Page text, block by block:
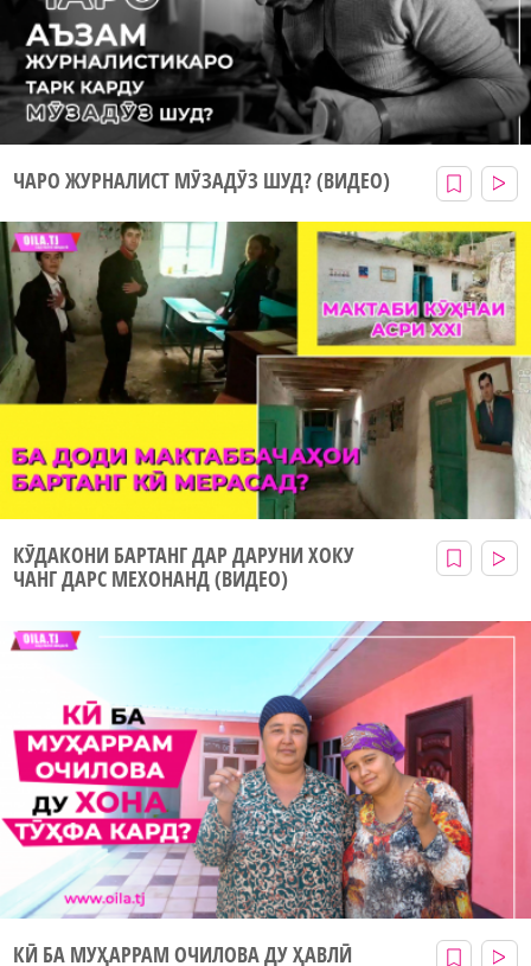
ЧАРО ЖУРНАЛИСТ МӮЗАДӮЗ ШУД? (ВИДЕО)
КӮДАКОНИ БАРТАНГ ДАР ДАРУНИ ХОКУ
ЧАНГ ДАРС МЕХОНАНД (ВИДЕО)
КӢ БА МУҲАРРАМ ОЧИЛОВА ДУ ҲАВЛӢ